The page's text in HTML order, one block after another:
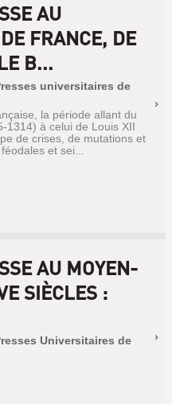
AU
FRANCE, DE
B...
universitaires de
la période allant du
1314) à celui de Louis XII
de crises, de mutations et
et sei...
AU MOYEN-
SIÈCLES :
Universitaires de